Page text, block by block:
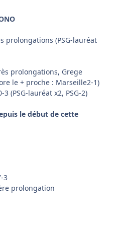
prolongations (PSG-lauréat
prolongations, Grege
le + proche : Marseille2-1)
(PSG-lauréat x2, PSG-2)
le début de cette
3
prolongation